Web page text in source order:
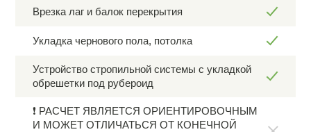
Врезка лаг и балок перекрытия
Укладка чернового пола, потолка
Устройство стропильной системы с укладкой
обрешетки под рубероид
❗ РАСЧЕТ ЯВЛЯЕТСЯ ОРИЕНТИРОВОЧНЫМ
И МОЖЕТ ОТЛИЧАТЬСЯ ОТ КОНЕЧНОЙ